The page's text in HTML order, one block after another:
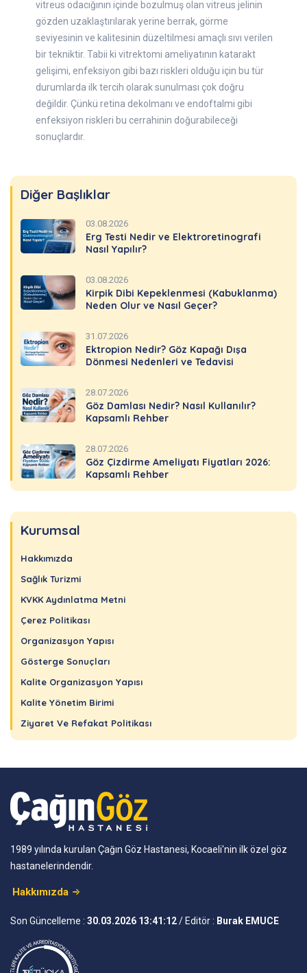
vitreus odacığının içinde bozulmuş olan vitreus jelinin
gözden uzaklaştırılarak yerine berrak, görme
seviyesinin ve kalitesinin düzeltilmesi amaçlı sıvı verilen
bir tekniktir. Tabii ki vitrektomi ameliyatının katarakt
gelişimi, enfeksiyon gibi bazı riskleri olduğu için bu tür
durumlarda ilk tercih olarak sunulması çok doğru
değildir. Çünkü retina dekolmanı ve endoftalmi gibi
enfeksiyon riskleri bu cerrahinin doğurabileceği
sonuçlardır.
Diğer Başlıklar
03.08.2026
Erg Testi Nedir ve Elektroretinografi
Nasıl Yapılır?
03.08.2026
Kirpik Dibi Kepeklenmesi (Kabuklanma)
Neden Olur ve Nasıl Geçer?
31.07.2026
Ektropion Nedir? Göz Kapağı Dışa
Dönmesi Nedenleri ve Tedavisi
28.07.2026
Göz Damlası Nedir? Nasıl Kullanılır?
Kapsamlı Rehber
28.07.2026
Göz Çizdirme Ameliyatı Fiyatları 2026:
Kapsamlı Rehber
Kurumsal
Hakkımızda
Sağlık Turizmi
KVKK Aydınlatma Metni
Çerez Politikası
Organizasyon Yapısı
Gösterge Sonuçları
Kalite Organizasyon Yapısı
Kalite Yönetim Birimi
Ziyaret Ve Refakat Politikası
1989 yılında kurulan Çağın Göz Hastanesi, Kocaeli'nin ilk özel göz
hastanelerindendir.
Hakkımızda
Son Güncelleme : 30.03.2026 13:41:12/ Editör : Burak EMUCE